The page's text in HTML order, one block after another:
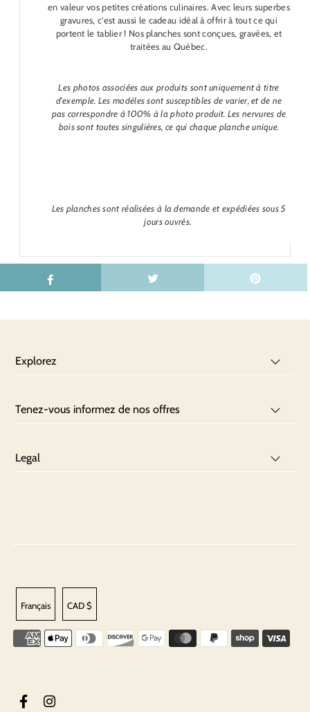
en valeur vos petites créations culinaires. Avec leurs superbes
gravures, c'est aussi le cadeau idéal à offrir à tout ce qui
portent le tablier ! Nos planches sont conçues, gravées, et
traitées au Québec.
Les photos associées aux produits sont uniquement à titre
d'exemple. Les modèles sont susceptibles de varier, et de ne
pas correspondre à 100% à la photo produit. Les nervures de
bois sont toutes singulières, ce qui chaque planche unique.
Les planches sont réalisées à la demande et expédiées sous 5
jours ouvrés.
Explorez
Tenez-vous informez de nos offres
Legal
Français CAD $